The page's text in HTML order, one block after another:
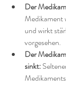
Der
Medikament
und wirkt
vorgesehen.
Der
sinkt: